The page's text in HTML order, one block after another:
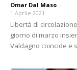
Omar Dal Maso -
1 Aprile 2021
Libertà di
giorno di marzo
Valdagno coincide e